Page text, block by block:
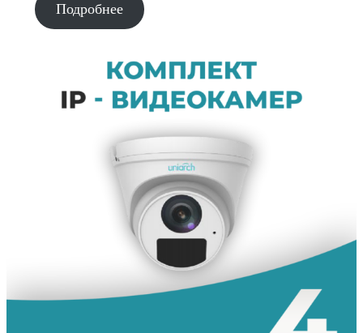
Подробнее